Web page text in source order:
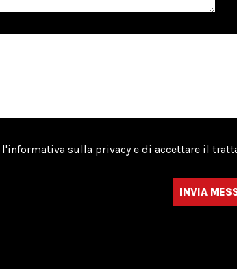
sulla privacy e di accettare il
INVIA